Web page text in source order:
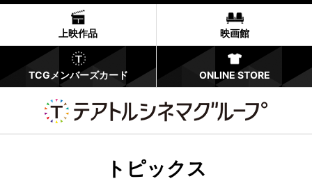
上映作品 映画館
TCGメンバーズカード ONLINE STORE
トピックス